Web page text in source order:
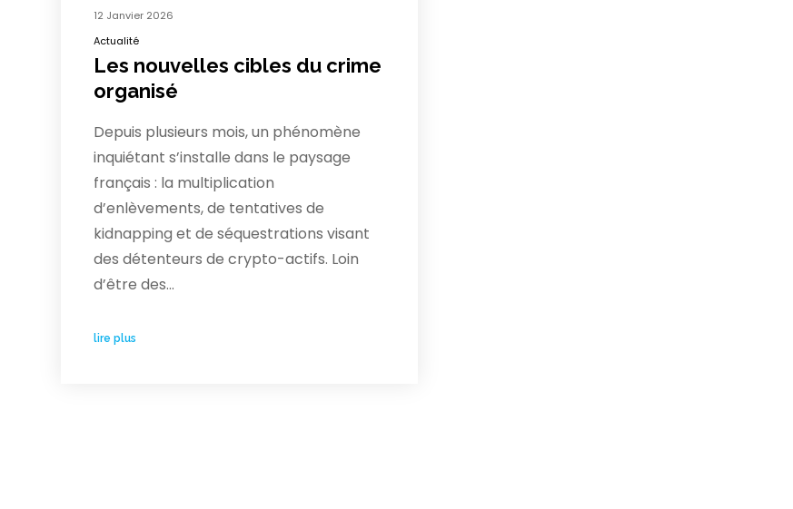
12 Janvier 2026
Actualité
Les nouvelles cibles du crime
organisé
Depuis plusieurs mois, un phénomène
inquiétant s’installe dans le paysage
français : la multiplication
d’enlèvements, de tentatives de
kidnapping et de séquestrations visant
des détenteurs de crypto-actifs. Loin
d’être des…
lire plus